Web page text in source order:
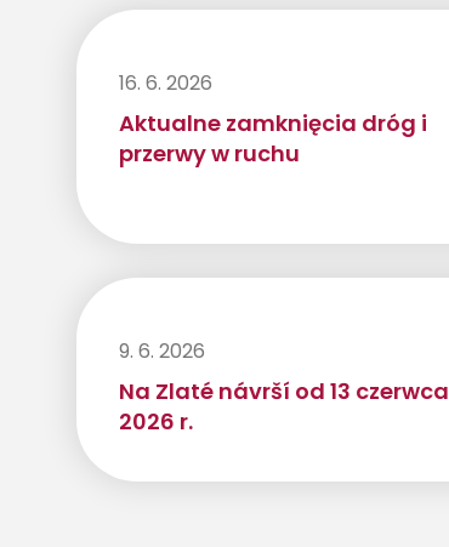
16. 6. 2026
Aktualne zamknięcia dróg i
przerwy w ruchu
9. 6. 2026
Na Zlaté návrší od 13 czerwca
2026 r.